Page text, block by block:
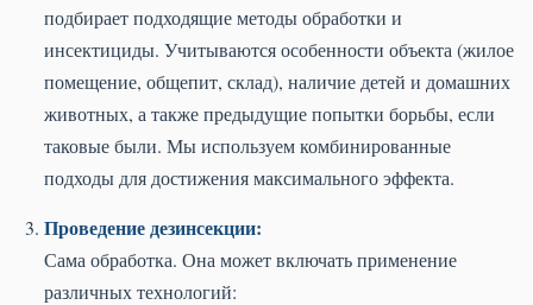
подбирает подходящие методы обработки и
инсектициды. Учитываются особенности объекта (жилое
помещение, общепит, склад), наличие детей и домашних
животных, а также предыдущие попытки борьбы, если
таковые были. Мы используем комбинированные
подходы для достижения максимального эффекта.
Проведение дезинсекции:
Сама обработка. Она может включать применение
различных технологий: